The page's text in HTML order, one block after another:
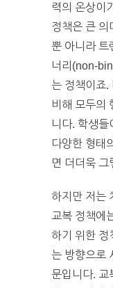
력의 온상이
정책은 큰 의
뿐 아니라 트
너리(non-
는 정책이죠.
비해 모두의
니다. 학생들
다양한 형태
면 더더욱 그
하지만 저는
교복 정책에
하기 위한 정
는 방향으로
문입니다. 교